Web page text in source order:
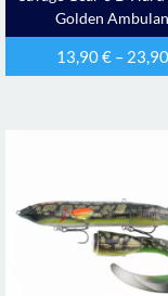
Golden
13,90€ –